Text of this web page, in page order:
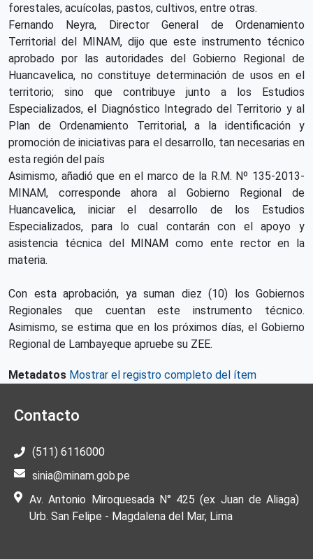
forestales, acuícolas, pastos, cultivos, entre otras.
Fernando Neyra, Director General de Ordenamiento
Territorial del MINAM, dijo que este instrumento técnico
aprobado por las autoridades del Gobierno Regional de
Huancavelica, no constituye determinación de usos en el
territorio; sino que contribuye junto a los Estudios
Especializados, el Diagnóstico Integrado del Territorio y al
Plan de Ordenamiento Territorial, a la identificación y
promoción de iniciativas para el desarrollo, tan necesarias en
esta región del país
Asimismo, añadió que en el marco de la R.M. Nº 135-2013-
MINAM, corresponde ahora al Gobierno Regional de
Huancavelica, iniciar el desarrollo de los Estudios
Especializados, para lo cual contarán con el apoyo y
asistencia técnica del MINAM como ente rector en la
materia.
Con esta aprobación, ya suman diez (10) los Gobiernos
Regionales que cuentan este instrumento técnico.
Asimismo, se estima que en los próximos días, el Gobierno
Regional de Lambayeque apruebe su ZEE.
Metadatos Mostrar el registro completo del ítem
Contacto
(511) 6116000
sinia@minam.gob.pe
Av. Antonio Miroquesada N° 425 (ex Juan de Aliaga)
Urb. San Felipe - Magdalena del Mar, Lima